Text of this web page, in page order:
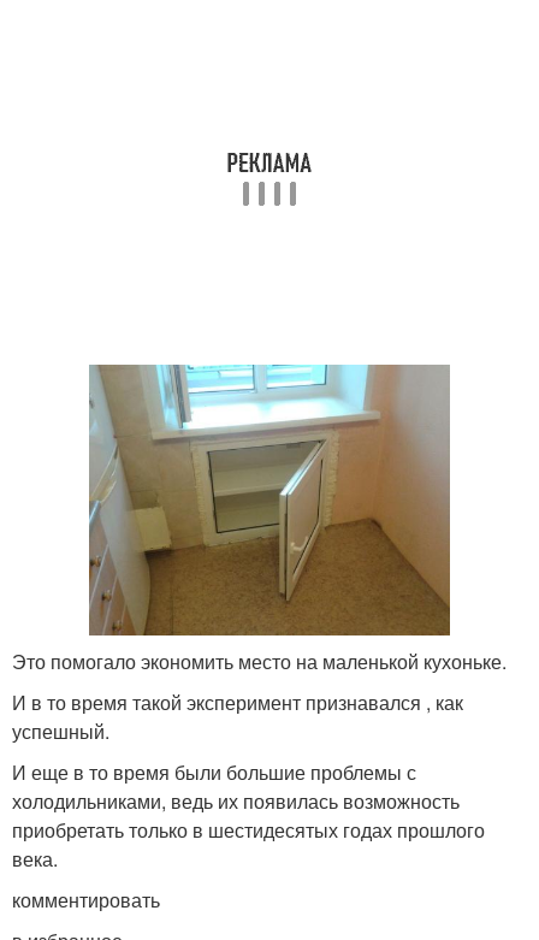
Это помогало экономить место на маленькой кухоньке.
И в то время такой эксперимент признавался , как
успешный.
И еще в то время были большие проблемы с
холодильниками, ведь их появилась возможность
приобретать только в шестидесятых годах прошлого
века.
комментировать